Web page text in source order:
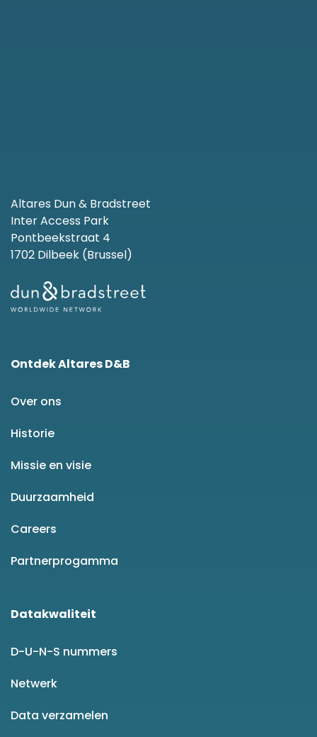
Altares Dun & Bradstreet
Inter Access Park
Pontbeekstraat 4
1702 Dilbeek (Brussel)
Ontdek Altares D&B
Over ons
Historie
Missie en visie
Duurzaamheid
Careers
Partnerprogamma
Datakwaliteit
D-U-N-S nummers
Netwerk
Data verzamelen